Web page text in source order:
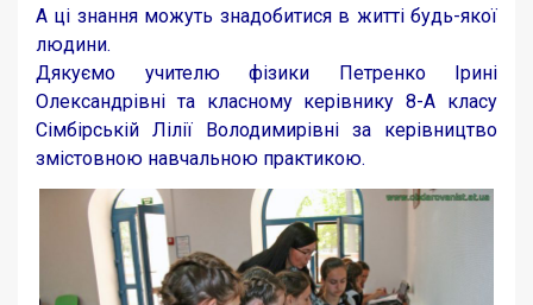
А ці знання можуть знадобитися в житті будь-якої
людини.
Дякуємо учителю фізики Петренко Ірині
Олександрівні та класному керівнику 8-А класу
Сімбірській Лілії Володимирівні за керівництво
змістовною навчальною практикою.